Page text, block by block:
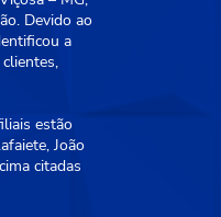
Devido ao
a
estão
João
citadas